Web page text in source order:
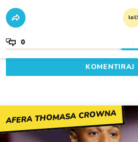
lol!
0
KOMENTIRAJ
AFERA THOMASA CROWNA